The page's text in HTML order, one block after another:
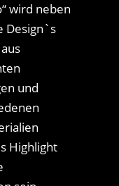
wird neben
Design`s
und
Highlight